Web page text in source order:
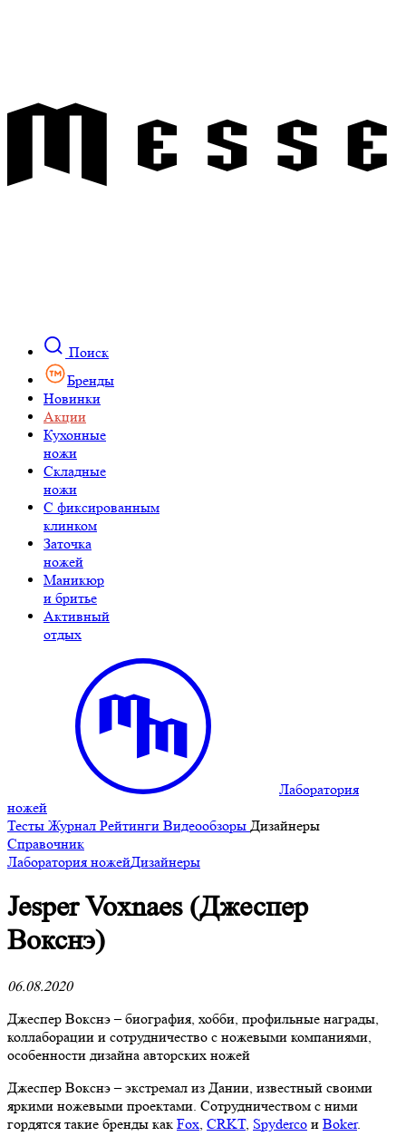
Поиск
Бренды
Новинки
Акции
Кухонные
ножи
Складные
ножи
C фиксированным
клинком
Заточка
ножей
Маникюр
и бритье
Активный
отдых
Лаборатория
ножей
Тесты Журнал Рейтинги Видеообзоры Дизайнеры
Справочник
Лаборатория ножейДизайнеры
Jesper Voxnaes (Джеспер
Вокснэ)
06.08.2020
Джеспер Вокснэ – биография, хобби, профильные награды,
коллаборации и сотрудничество с ножевыми компаниями,
особенности дизайна авторских ножей
Джеспер Вокснэ – экстремал из Дании, известный своими
яркими ножевыми проектами. Сотрудничеством с ними
гордятся такие бренды как Fox CRKT, Spyderco и Boker.